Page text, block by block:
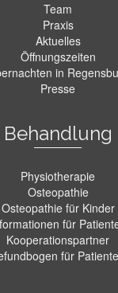
Team
Praxis
Aktuelles
Öffnungszeiten
in
Presse
Behandlung
Physiotherapie
Osteopathie
Osteopathie für Kinder
für
Kooperationspartner
für